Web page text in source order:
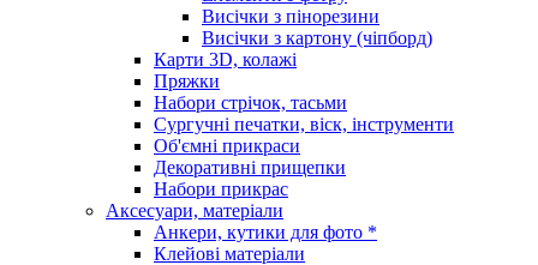
Висічки з пінорезини
Висічки з картону (чіпборд)
Карти 3D, колажі
Пряжки
Набори стрічок, тасьми
Сургучні печатки, віск, інструменти
Об'ємні прикраси
Декоративні прищепки
Набори прикрас
Аксесуари, матеріали
Анкери, кутики для фото *
Клейові матеріали